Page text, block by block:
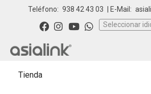
Teléfono: 938 42 43 03 | E-Mail:
Seleccionar
Tienda